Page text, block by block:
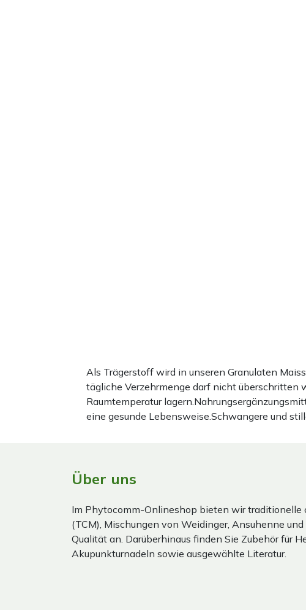
Als Trägerstoff wird in unseren Granulaten
tägliche Verzehrmenge darf nicht überschritten
Raumtemperatur
eine gesunde Lebensweise.Schwangere und
Über uns
Im Phytocomm-Onlineshop bieten wir traditionelle
(TCM), Mischungen von Weidinger, Ansuhenne
Qualität an. Darüberhinaus finden Sie Zubehör für
Akupunkturnadeln sowie ausgewählte Literatur.